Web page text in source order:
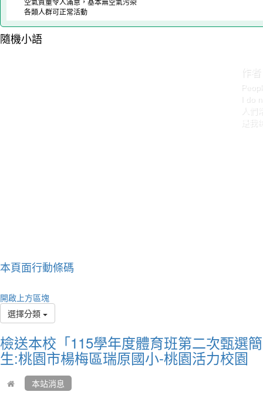
空氣質量令人滿意，基本無空氣污染
各類人群可正常活動
隨機小語
作
I do
人們
是我
本頁面行動條碼
開啟上方區塊
選擇分類
檢送本校「115學年度體育班第二次甄選
生:桃園市楊梅區瑞原國小-桃園活力校園
本站消息